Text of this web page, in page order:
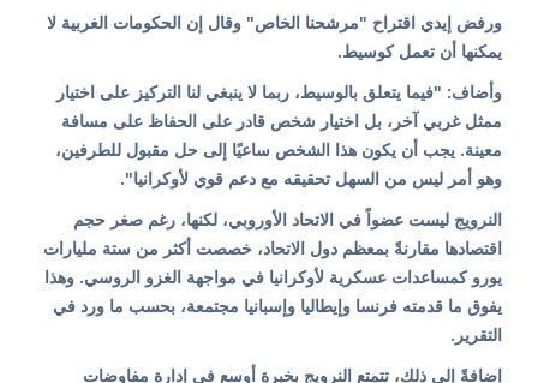
ورفض إيدي اقتراح "مرشحنا الخاص" وقال إن الحكومات الغربية لا
يمكنها أن تعمل كوسيط.
وأضاف: "فيما يتعلق بالوسيط، ربما لا ينبغي لنا التركيز على اختيار
ممثل غربي آخر، بل اختيار شخص قادر على الحفاظ على مسافة
معينة. يجب أن يكون هذا الشخص ساعيًا إلى حل مقبول للطرفين،
وهو أمر ليس من السهل تحقيقه مع دعم قوي لأوكرانيا".
النرويج ليست عضواً في الاتحاد الأوروبي، لكنها، رغم صغر حجم
اقتصادها مقارنةً بمعظم دول الاتحاد، خصصت أكثر من ستة مليارات
يورو كمساعدات عسكرية لأوكرانيا في مواجهة الغزو الروسي. وهذا
يفوق ما قدمته فرنسا وإيطاليا وإسبانيا مجتمعة، بحسب ما ورد في
التقرير.
إضافةً إلى ذلك، تتمتع النرويج بخبرةٍ أوسع في إدارة مفاوضات